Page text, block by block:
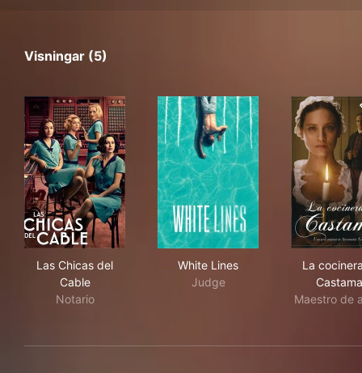
Visningar (5)
Las Chicas del
Cable
Notario
White Lines
Judge
La
Maestro de